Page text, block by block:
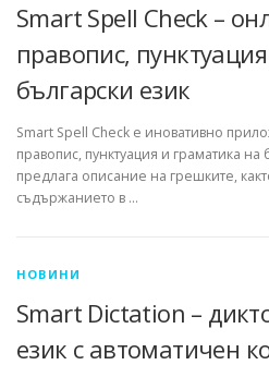
Smart Spell Check –
правопис,
български език
Smart Spell Check е иновативно
правопис, пунктуация и граматика на
предлага описание на грешките,
съдържанието в …
НОВИНИ
Smart Dictation –
език с автоматичен